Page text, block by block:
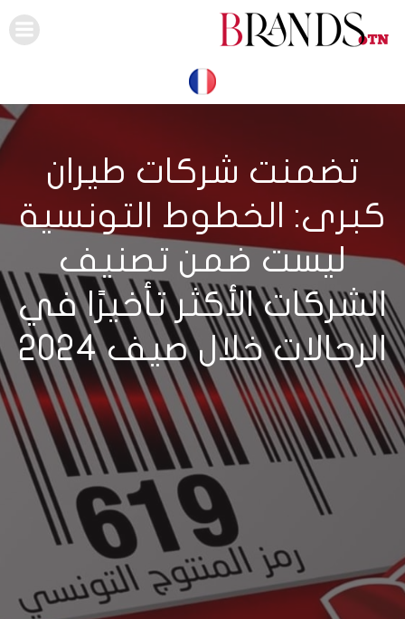
تضمنت شركات طيران
كبرى: الخطوط التونسية
ليست ضمن تصنيف
الشركات الأكثر تأخيرًا في
الرحالات خلال صيف 2024